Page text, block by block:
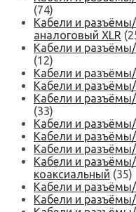
(74)
Кабели и
аналоговый XLR
Кабели и
(12)
Кабели и
Кабели и
Кабели и
(33)
Кабели и
Кабели и разъёмы/
Кабели и
Кабели и
коаксиальный (35)
Кабели и
Кабели и